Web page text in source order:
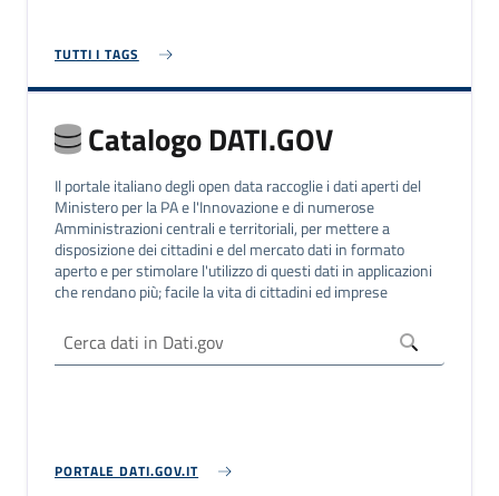
TUTTI I TAGS
Catalogo DATI.GOV
Il portale italiano degli open data raccoglie i dati aperti del
Ministero per la PA e l'Innovazione e di numerose
Amministrazioni centrali e territoriali, per mettere a
disposizione dei cittadini e del mercato dati in formato
aperto e per stimolare l'utilizzo di questi dati in applicazioni
che rendano più; facile la vita di cittadini ed imprese
PORTALE DATI.GOV.IT